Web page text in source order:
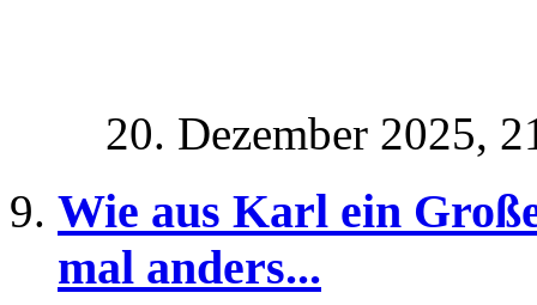
20. Dezember 2025,
Wie aus Karl ein
mal anders...